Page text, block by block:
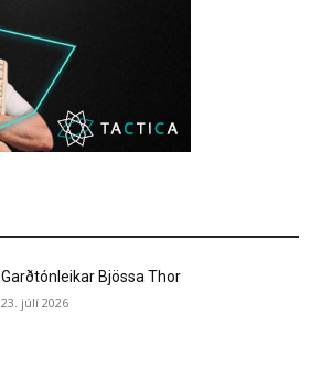
Garðtónleikar Bjössa Thor
23. júlí 2026